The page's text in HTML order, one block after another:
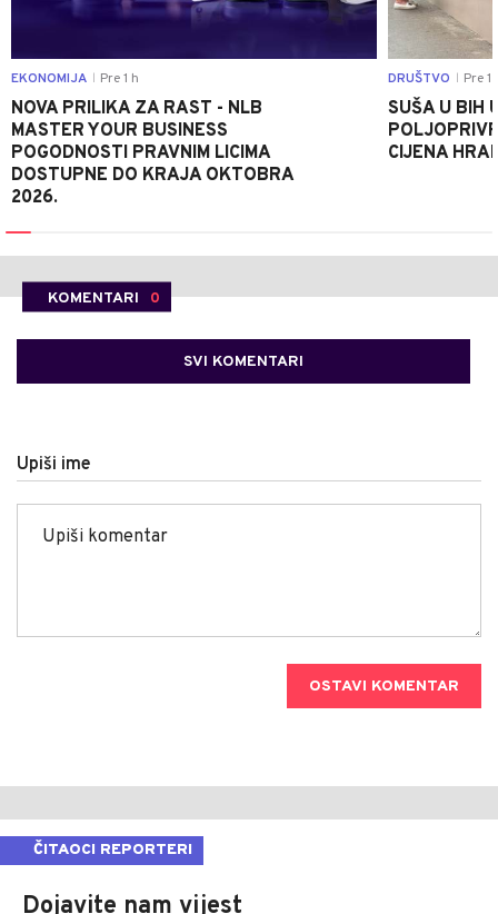
EKONOMIJA Pre 1 h
NOVA PRILIKA ZA RAST - NLB
MASTER YOUR BUSINESS
POGODNOSTI PRAVNIM LICIMA
DOSTUPNE DO KRAJA OKTOBRA
2026.
DRUŠTVO Pre 1
SUŠA U BIH
CIJENA
KOMENTARI 0
SVI KOMENTARI
Upiši ime
OSTAVI KOMENTAR
ČITAOCI REPORTERI
Dojavite nam vijest